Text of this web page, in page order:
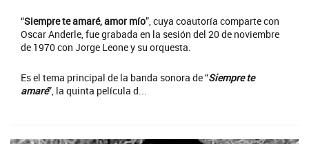
“Siempre te amaré, amor mío”, cuya coautoría comparte con
Oscar Anderle, fue grabada en la sesión del 20 de noviembre
de 1970 con Jorge Leone y su orquesta.
Es el tema principal de la banda sonora de “Siempre te
amaré”, la quinta película d...